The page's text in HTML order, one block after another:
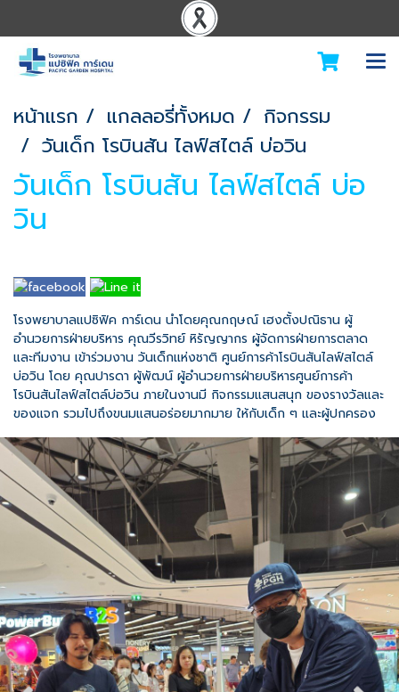
หน้าแรก แกลลอรี่ทั้งหมด
กิจกรรม
วันเด็ก โรบินสัน ไลฟ์สไตล์ บ่อวิน
วันเด็ก โรบินสัน ไลฟ์สไตล์ บ่อ
วิน
โรงพยาบาลแปซิฟิค การ์เดน นำโดยคุณกฤษณ์ เฮงตั้งปณิธาน ผู้
อำนวยการฝ่ายบริหาร คุณวีรวิทย์ หิรัญญากร ผู้จัดการฝ่ายการตลาด
และทีมงาน เข้าร่วมงาน วันเด็กแห่งชาติ ศูนย์การค้าโรบินสันไลฟ์สไตล์
บ่อวิน โดย คุณปารดา ผู้พัฒน์ ผู้อำนวยการฝ่ายบริหารศูนย์การค้า
โรบินสันไลฟ์สไตล์บ่อวิน ภายในงานมี กิจกรรมแสนสนุก ของรางวัลและ
ของแจก รวมไปถึงขนมแสนอร่อยมากมาย ให้กับเด็ก ๆ และผู้ปกครอง